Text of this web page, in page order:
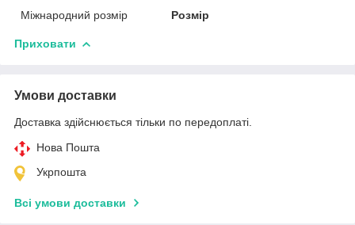
Міжнародний розмір
Розмір
Приховати
Умови доставки
Доставка здійснюється тільки по передоплаті.
Нова Пошта
Укрпошта
Всі умови доставки